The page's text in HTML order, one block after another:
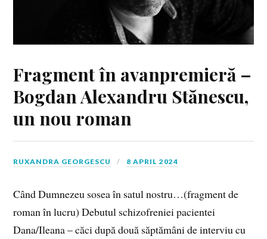
Fragment în avanpremieră –
Bogdan Alexandru Stănescu,
un nou roman
RUXANDRA GEORGESCU 8 APRIL 2024
Când Dumnezeu sosea în satul nostru…(fragment de
roman în lucru) Debutul schizofreniei pacientei
Dana/Ileana – căci după două săptămâni de interviu cu